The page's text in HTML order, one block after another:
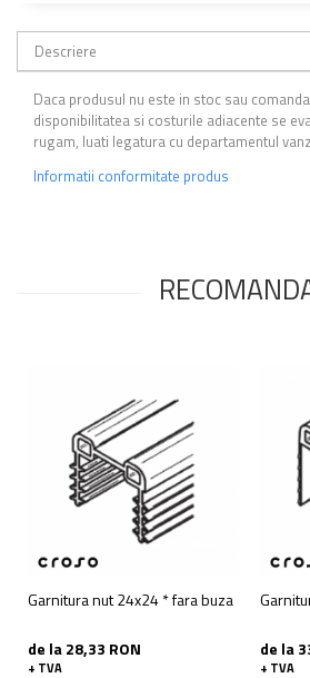
Descriere
Daca produsul nu este in stoc sau
disponibilitatea si costurile adiacente se
rugam, luati legatura cu departamentul
Informatii conformitate produs
Garnitura nut 24x24 * fara buza
de la 28,33 RON
+ TVA
de la
+ TVA